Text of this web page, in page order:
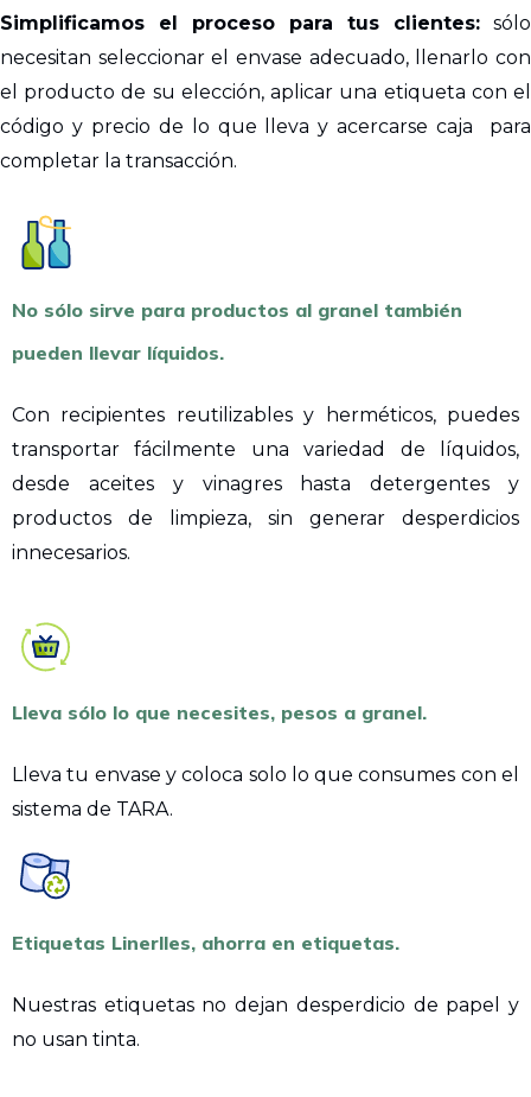
Simplificamos el proceso para tus clientes: sólo
necesitan seleccionar el envase adecuado, llenarlo con
el producto de su elección, aplicar una etiqueta con el
código y precio de lo que lleva y acercarse caja para
completar la transacción.
No sólo sirve para productos al granel también
pueden llevar líquidos.
Con recipientes reutilizables y herméticos, puedes
transportar fácilmente una variedad de líquidos,
desde aceites y vinagres hasta detergentes y
productos de limpieza, sin generar desperdicios
innecesarios.
Lleva sólo lo que necesites, pesos a granel.
Lleva tu envase y coloca solo lo que consumes con el
sistema de TARA.
Etiquetas Linerlles, ahorra en etiquetas.
Nuestras etiquetas no dejan desperdicio de papel y
no usan tinta.